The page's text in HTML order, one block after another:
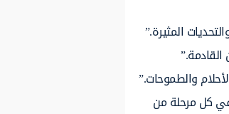
المثيرة.”
والطموحات.”
كل مرحلة من